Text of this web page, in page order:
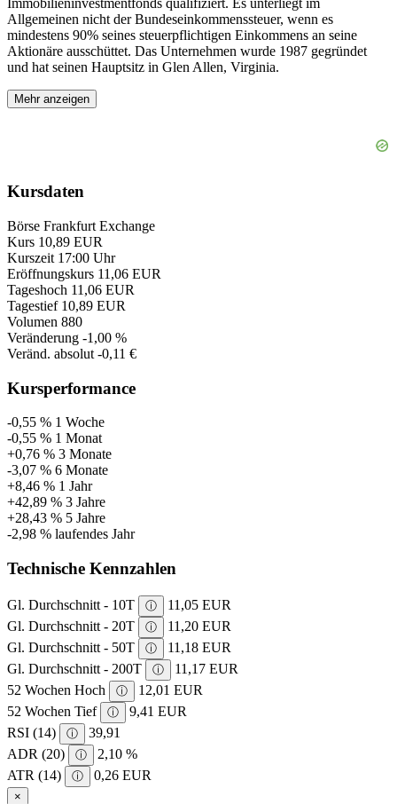
Allgemeinen nicht der Bundeseinkommenssteuer, wenn es
mindestens 90% seines steuerpflichtigen Einkommens an seine
Aktionäre ausschüttet. Das Unternehmen wurde 1987 gegründet
und hat seinen Hauptsitz in Glen Allen, Virginia.
Mehr anzeigen
Kursdaten
Börse Frankfurt Exchange
Kurs 10,89 EUR
Kurszeit 17:00 Uhr
Eröffnungskurs 11,06 EUR
Tageshoch 11,06 EUR
Tagestief 10,89 EUR
Volumen 880
Veränderung -1,00 %
Veränd. absolut -0,11 €
Kursperformance
-0,55 % 1 Woche
-0,55 % 1 Monat
+0,76 % 3 Monate
-3,07 % 6 Monate
+8,46 % 1 Jahr
+42,89 % 3 Jahre
+28,43 % 5 Jahre
-2,98 % laufendes Jahr
Technische Kennzahlen
Gl. Durchschnitt - 10T ⓘ
11,05 EUR
Gl. Durchschnitt - 20T
ⓘ
11,20 EUR
Gl. Durchschnitt - 50T
ⓘ
11,18 EUR
Gl. Durchschnitt - 200T
ⓘ
11,17 EUR
52 Wochen Hoch
ⓘ
12,01 EUR
52 Wochen Tief
ⓘ
9,41 EUR
RSI (14)
ⓘ
39,91
ADR (20)
ⓘ
2,10 %
ATR (14)
ⓘ 0,26 EUR
×